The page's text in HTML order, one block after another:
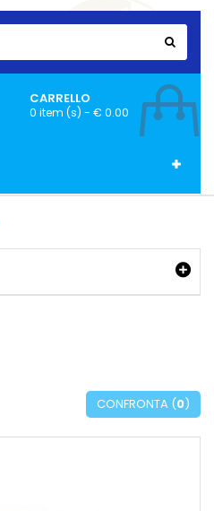
CARRELLO
0 item (s) - € 0.00
CONFRONTA (0)